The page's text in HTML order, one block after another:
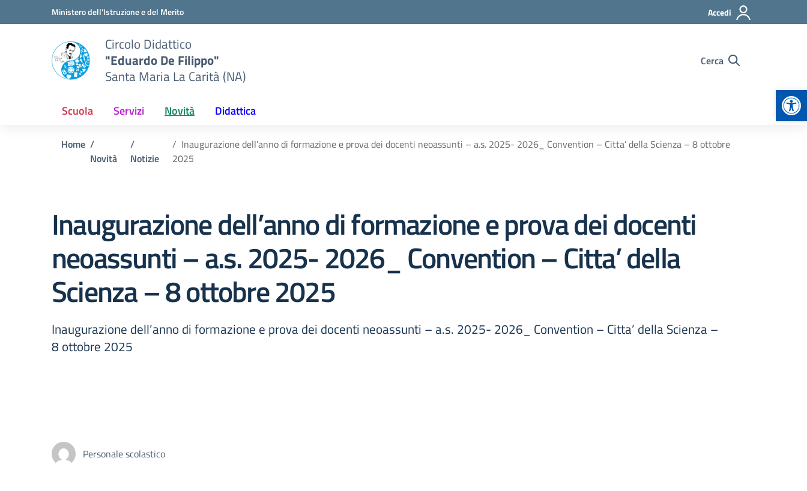
Vai ai contenuti
Vai al menu di navigazioneMinistero dell'Istruzione e del Merito Accedi
Circolo Didattico
"Eduardo De Filippo"
Santa Maria La Carità (NA)
Cerca
Scuola Servizi Novità Didattica
Home
Novità
Notizie
Inaugurazione dell’anno di formazione e prova dei docenti neoassunti – a.s. 2025- 2026_ Convention – Citta’ della Scienza – 8 ottobre
2025
Inaugurazione dell’anno di formazione e prova dei docenti
neoassunti – a.s. 2025- 2026_ Convention – Citta’ della
Scienza – 8 ottobre 2025
Inaugurazione dell’anno di formazione e prova dei docenti neoassunti – a.s. 2025- 2026_ Convention – Citta’ della Scienza –
8 ottobre 2025
Personale scolastico